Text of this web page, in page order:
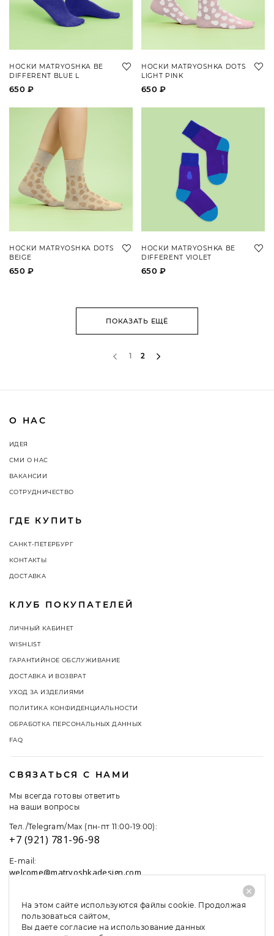
НОСКИ MATRYOSHKA BE
DIFFERENT BLUE L
650 ₽
НОСКИ MATRYOSHKA DOTS
LIGHT PINK
650 ₽
НОСКИ MATRYOSHKA DOTS
BEIGE
650 ₽
НОСКИ MATRYOSHKA BE
DIFFERENT VIOLET
650 ₽
ПОКАЗАТЬ ЕЩЁ
1 2
О НАС
ИДЕЯ
СМИ О НАС
ВАКАНСИИ
СОТРУДНИЧЕСТВО
ГДЕ КУПИТЬ
САНКТ-ПЕТЕРБУРГ
КОНТАКТЫ
ДОСТАВКА
КЛУБ ПОКУПАТЕЛЕЙ
ЛИЧНЫЙ КАБИНЕТ
WISHLIST
ГАРАНТИЙНОЕ ОБСЛУЖИВАНИЕ
ДОСТАВКА И ВОЗВРАТ
УХОД ЗА ИЗДЕЛИЯМИ
ПОЛИТИКА КОНФИДЕНЦИАЛЬНОСТИ
ОБРАБОТКА ПЕРСОНАЛЬНЫХ ДАННЫХ
FAQ
СВЯЗАТЬСЯ С НАМИ
Мы всегда готовы ответить
на ваши вопросы
Тел./Telegram/Max (пн-пт 11:00-19:00):
+7 (921) 781-96-98
E-mail:
welcome@matryoshkadesign.com
На этом сайте используются файлы cookie. Продолжая
пользоваться сайтом,
Вы даете согласие на использование данных